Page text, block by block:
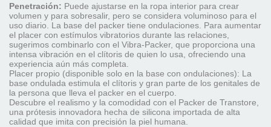
Penetración: Puede ajustarse en la ropa interior para crear
volumen y para sobresalir, pero se considera voluminoso para el
uso diario. La base del packer tiene ondulaciones. Para aumentar
el placer con estímulos vibratorios durante las relaciones,
sugerimos combinarlo con el Vibra-Packer, que proporciona una
intensa vibración en el clítoris de quien lo usa, ofreciendo una
experiencia aún más completa.
Placer propio (disponible solo en la base con ondulaciones): La
base ondulada estimula el clítoris y gran parte de los genitales de
la persona que lleva el packer en el cuerpo.
Descubre el realismo y la comodidad con el Packer de Transtore,
una prótesis innovadora hecha de silicona importada de alta
calidad que imita con precisión la piel humana.